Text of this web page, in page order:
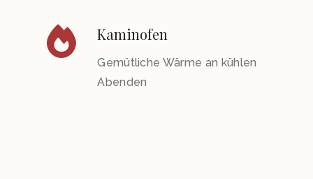
Kaminofen
Gemütliche Wärme an kühlen
Abenden